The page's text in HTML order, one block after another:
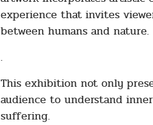
experience that invites
between humans and nature.
.
This exhibition not only
audience to understand
suffering.